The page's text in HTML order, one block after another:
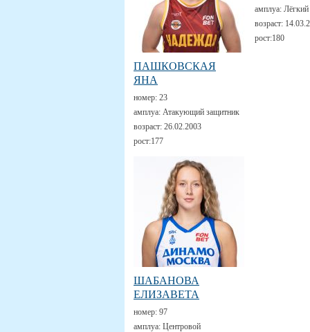
ПАШКОВСКАЯ
ЯНА
номер: 23
амплуа: Атакующий защитник
возраст: 26.02.2003
рост:177
амплуа:
возраст:
рост:180
ШАБАНОВА
ЕЛИЗАВЕТА
номер: 97
амплуа: Центровой